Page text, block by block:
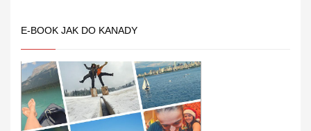
E-BOOK JAK DO KANADY